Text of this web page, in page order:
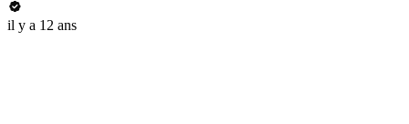
il y a 12 ans